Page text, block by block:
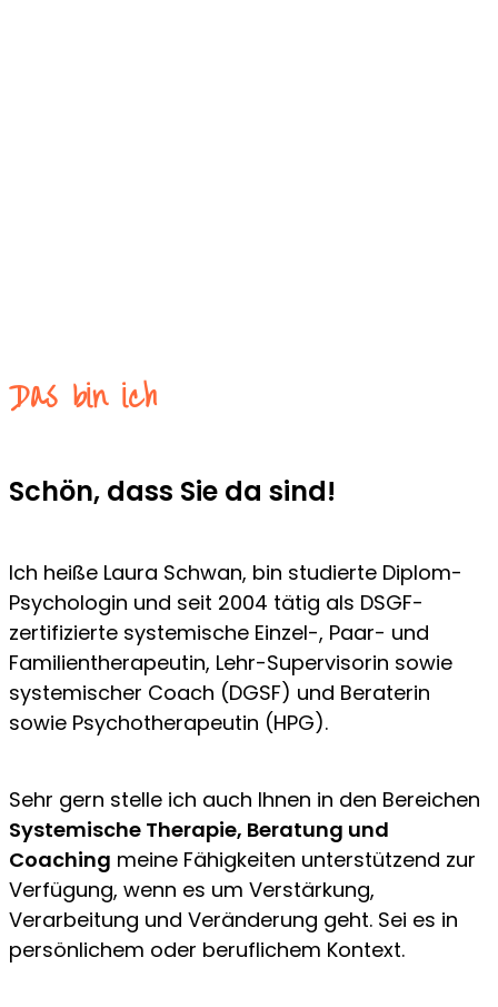
Das bin ich
Schön, dass Sie da sind!
Ich heiße Laura Schwan, bin studierte Diplom-
Psychologin und seit 2004 tätig als DSGF-
zertifizierte systemische Einzel-, Paar- und
Familientherapeutin, Lehr-Supervisorin sowie
systemischer Coach (DGSF) und Beraterin
sowie Psychotherapeutin (HPG).
Sehr gern stelle ich auch Ihnen in den Bereichen
Systemische Therapie, Beratung und
Coaching meine Fähigkeiten unterstützend zur
Verfügung, wenn es um Verstärkung,
Verarbeitung und Veränderung geht. Sei es in
persönlichem oder beruflichem Kontext.